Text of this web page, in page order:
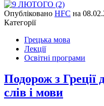
Опубліковано HFC на
Категорії
Грецька мова
Лекції
Освітні програми
Подорож з Греції
слів і мови